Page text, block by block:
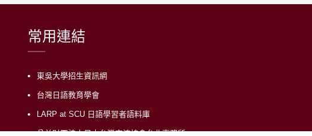
常用連結
東吳大學招生資訊網
台灣日語教育學會
LARP at SCU 日語學習者語料庫
公益財團法人日本台灣交流協會台北事務所